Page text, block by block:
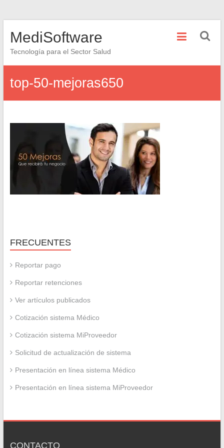
MediSoftware
Tecnología para el Sector Salud
top-50-mejoras650
FRECUENTES
Reportar pago
Reportar retenciones
Ver artículos publicados
Cotización sistema Médico
Cotización sistema MiProveedor
Solicitud de actualización de sistema
Presentación en línea sistema Médico
Presentación en línea sistema MiProveedor
CONTACTO